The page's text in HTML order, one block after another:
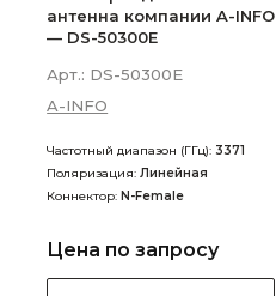
антенна компании A-INFO
— DS-50300E
Арт.: DS-50300E
A-INFO
Частотный диапазон (ГГц): 3371
Поляризация:Линейная
Коннектор:N-Female
Цена по запросу